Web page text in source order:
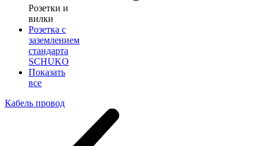
Розетки и
вилки
Розетка с
заземлением
стандарта
SCHUKO
Показать
все
Кабель провод